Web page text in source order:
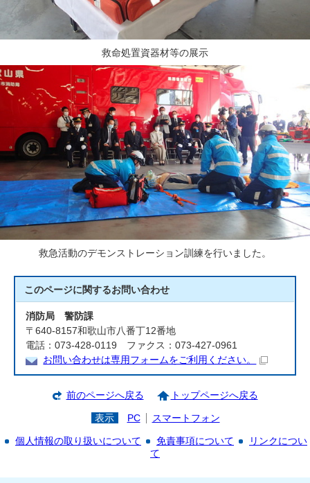
救命処置資器材等の展示
救急活動のデモンストレーション訓練を行いました。
このページに関するお問い合わせ
消防局 警防課
〒640-8157和歌山市八番丁12番地
電話：073-428-0119 ファクス：073-427-0961
お問い合わせは専用フォームをご利用ください。
前のページへ戻る トップページへ戻る
表示 PC スマートフォン
個人情報の取り扱いについて 免責事項について
リンクについ
て